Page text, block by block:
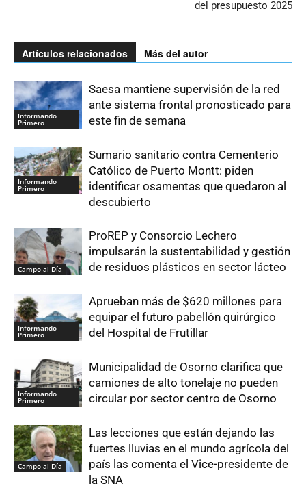
del presupuesto 2025
Artículos relacionados Más del autor
Informando
Primero
Saesa mantiene supervisión de la red
ante sistema frontal pronosticado para
este fin de semana
Informando
Primero
Sumario sanitario contra Cementerio
Católico de Puerto Montt: piden
identificar osamentas que quedaron al
descubierto
Campo al Día
ProREP y Consorcio Lechero
impulsarán la sustentabilidad y gestión
de residuos plásticos en sector lácteo
Informando
Primero
Aprueban más de $620 millones para
equipar el futuro pabellón quirúrgico
del Hospital de Frutillar
Informando
Primero
Municipalidad de Osorno clarifica que
camiones de alto tonelaje no pueden
circular por sector centro de Osorno
Campo al Día
Las lecciones que están dejando las
fuertes lluvias en el mundo agrícola del
país las comenta el Vice-presidente de
la SNA